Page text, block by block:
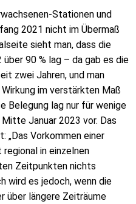
Stationen und
2021 nicht im Übermaß
sieht man, dass die
90 % lag – da gab es die
zwei Jahren, und man
im verstärkten Maß
lag nur für wenige
Januar 2023 vor. Das
„Das Vorkommen einer
regional in einzelnen
Zeitpunkten nichts
wird es jedoch, wenn die
über längere Zeiträume